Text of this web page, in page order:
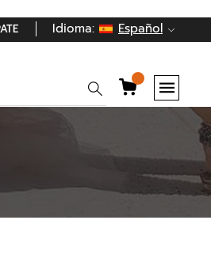
Idioma: Español